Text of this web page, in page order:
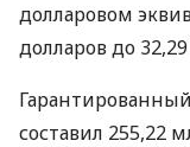
долларовом
долларов до
составил 255,22